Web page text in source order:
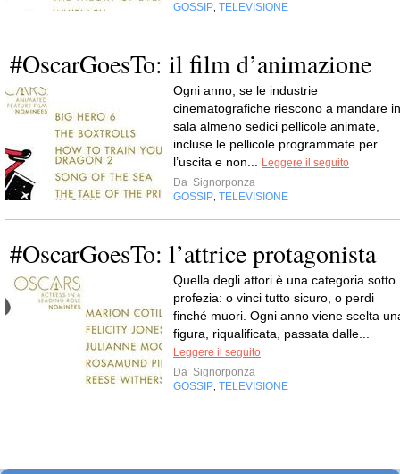
GOSSIP TELEVISIONE
#OscarGoesTo: il film d’animazione
Ogni anno, se le industrie
cinematografiche riescono a mandare in
sala almeno sedici pellicole animate,
incluse le pellicole programmate per
l’uscita e non...
Leggere il seguito
Da Signorponza
GOSSIP TELEVISIONE
#OscarGoesTo: l’attrice protagonista
Quella degli attori è una categoria sotto
profezia: o vinci tutto sicuro, o perdi
finché muori. Ogni anno viene scelta
figura, riqualificata, passata dalle...
Leggere il seguito
Da Signorponza
GOSSIP TELEVISIONE